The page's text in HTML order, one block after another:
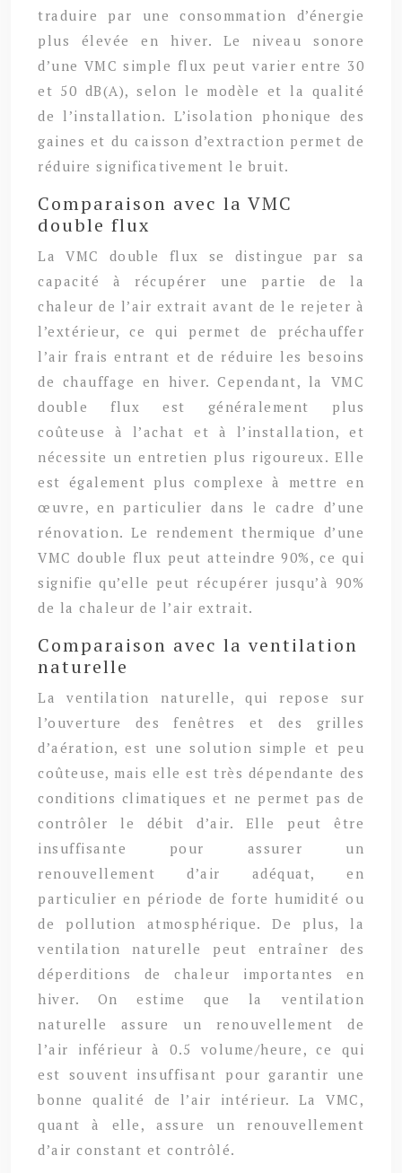
traduire par une consommation d’énergie
plus élevée en hiver. Le niveau sonore
d’une VMC simple flux peut varier entre 30
et 50 dB(A), selon le modèle et la qualité
de l’installation. L’isolation phonique des
gaines et du caisson d’extraction permet de
réduire significativement le bruit.
Comparaison avec la VMC
double flux
La VMC double flux se distingue par sa
capacité à récupérer une partie de la
chaleur de l’air extrait avant de le rejeter à
l’extérieur, ce qui permet de préchauffer
l’air frais entrant et de réduire les besoins
de chauffage en hiver. Cependant, la VMC
double flux est généralement plus
coûteuse à l’achat et à l’installation, et
nécessite un entretien plus rigoureux. Elle
est également plus complexe à mettre en
œuvre, en particulier dans le cadre d’une
rénovation. Le rendement thermique d’une
VMC double flux peut atteindre 90%, ce qui
signifie qu’elle peut récupérer jusqu’à 90%
de la chaleur de l’air extrait.
Comparaison avec la ventilation
naturelle
La ventilation naturelle, qui repose sur
l’ouverture des fenêtres et des grilles
d’aération, est une solution simple et peu
coûteuse, mais elle est très dépendante des
conditions climatiques et ne permet pas de
contrôler le débit d’air. Elle peut être
insuffisante pour assurer un
renouvellement d’air adéquat, en
particulier en période de forte humidité ou
de pollution atmosphérique. De plus, la
ventilation naturelle peut entraîner des
déperditions de chaleur importantes en
hiver. On estime que la ventilation
naturelle assure un renouvellement de
l’air inférieur à 0.5 volume/heure, ce qui
est souvent insuffisant pour garantir une
bonne qualité de l’air intérieur. La VMC,
quant à elle, assure un renouvellement
d’air constant et contrôlé.